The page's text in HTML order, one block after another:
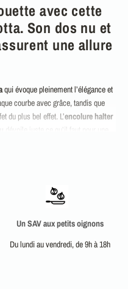
avec cette
Son dos nu et
une allure
qui évoque pleinement l’élégance et
courbe avec grâce, tandis que
du plus bel effet. L’encolure halter
dévoile juste ce qu’il faut pour une
robe ne laisse personne
chaude et raffinée, met en
d’originalité. Associe-la à des
pour un look renversant
explore d’autres pépites dans notre
Un SAV aux petits oignons
Du lundi au vendredi, de 9h à 18h